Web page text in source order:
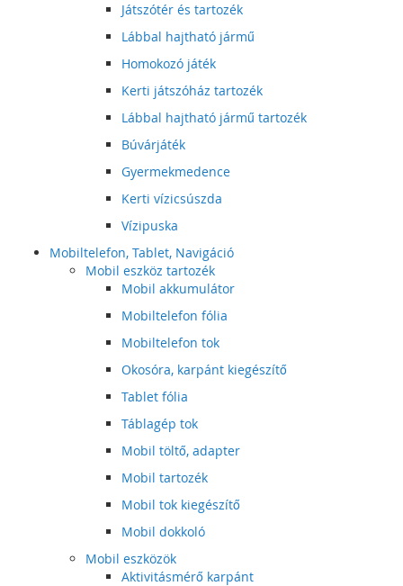
Játszótér és tartozék
Lábbal hajtható jármű
Homokozó játék
Kerti játszóház tartozék
Lábbal hajtható jármű tartozék
Búvárjáték
Gyermekmedence
Kerti vízicsúszda
Vízipuska
Mobiltelefon, Tablet, Navigáció
Mobil eszköz tartozék
Mobil akkumulátor
Mobiltelefon fólia
Mobiltelefon tok
Okosóra, karpánt kiegészítő
Tablet fólia
Táblagép tok
Mobil töltő, adapter
Mobil tartozék
Mobil tok kiegészítő
Mobil dokkoló
Mobil eszközök
Aktivitásmérő karpánt